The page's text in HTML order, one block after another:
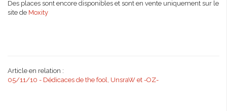
Des places sont encore disponibles et sont en vente uniquement sur le
site de Moxity
Article en relation :
05/11/10 - Dédicaces de the fool, UnsraW et -OZ-